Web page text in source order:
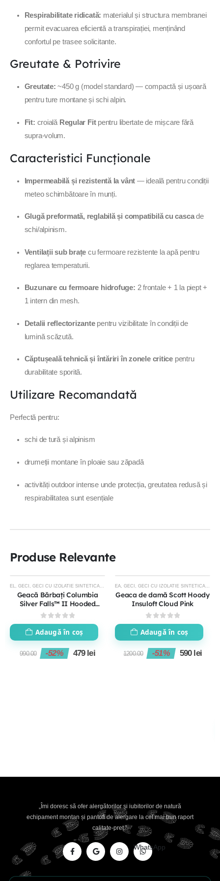
Respirabilitate ridicată: materialul și structura membranei
permit evacuarea eficientă a transpirației, menținând
confortul pe trasee solicitante.
Greutate & Potrivire
Greutate: ~450 g (model standard) — compactă și ușoară
pentru ture montane și schi alpin.
Fit: croială Regular Fitpentru libertate de mișcare fără
supra-volum.
Caracteristici Funcționale
Impermeabilă și rezistentă la vânt — ideală pentru condiții
meteo schimbătoare în munți.
Glugă preformată, reglabilă și compatibilă cu cascade
schi/alpinism.
Ventilații sub brațe cu fermoare rezistente la apă pentru
reglarea temperaturii.
Buzunare cu fermoare hidrofuge: 2 frontale + 1 la piept +
1 intern din mesh.
Detalii reflectorizantepentru vizibilitate în condiții de
lumină scăzută.
Căptușeală tehnică și întăriri în zonele critice pentru
durabilitate sporită.
Utilizare Recomandată
Perfectă pentru:
schi de tură și alpinism
drumeții montane în ploaie sau zăpadă
activități outdoor intense unde protecția, greutatea redusă și
respirabilitatea sunt esențiale
Produse Relevante
-52%
EL GECI GECI CU IZOLATIE SINTETICA GECI DE IARNA BARBATI GECI DE SKI DE TURA
Geacă Bărbați Columbia
Silver Falls™ II Hooded
Jacket
0out of 5
Adaugă în coș
990.00 -52% 479 lei
-51%
EA GECI GECI CU IZOLATIE SINTETICA
Geaca de damă Scott Hoody
Insuloft Cloud Pink
0out of 5
Adaugă în coș
1200.00 -51% 590 lei
„Îmi doresc să ofer alergătorilor și iubitorilor de natură
echipament montan și pantofi de alergare la cel mai bun raport
calitate-preț.”
WhatsApp